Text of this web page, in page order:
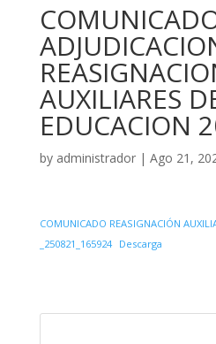
AUXILIARES
EDUCACION
by administrador| Ago 21,
COMUNICADO REASIGNACIÓN
_250821_165924
Descarga